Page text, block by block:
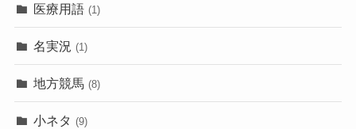
医療用語 (1)
名実況 (1)
地方競馬 (8)
小ネタ (9)